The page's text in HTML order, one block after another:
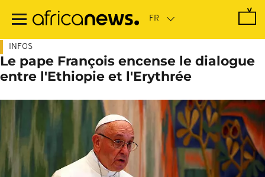
contenu
INFOS
Le pape François encense le dialogue
entre l'Ethiopie et l'Erythrée